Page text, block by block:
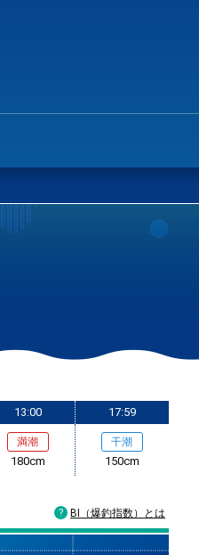
13:00
満潮
180cm
17:59
干潮
150cm
BI（爆釣指数）とは